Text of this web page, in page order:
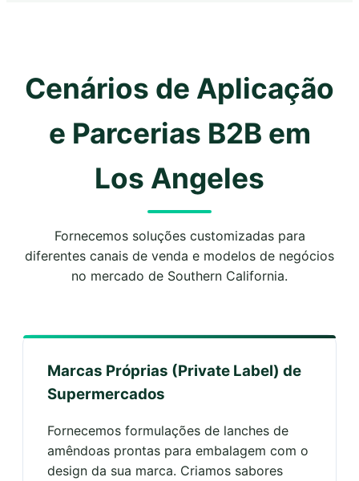
Cenários de Aplicação
e Parcerias B2B em
Los Angeles
Fornecemos soluções customizadas para
diferentes canais de venda e modelos de negócios
no mercado de Southern California.
Marcas Próprias (Private Label) de
Supermercados
Fornecemos formulações de lanches de
amêndoas prontas para embalagem com o
design da sua marca. Criamos sabores